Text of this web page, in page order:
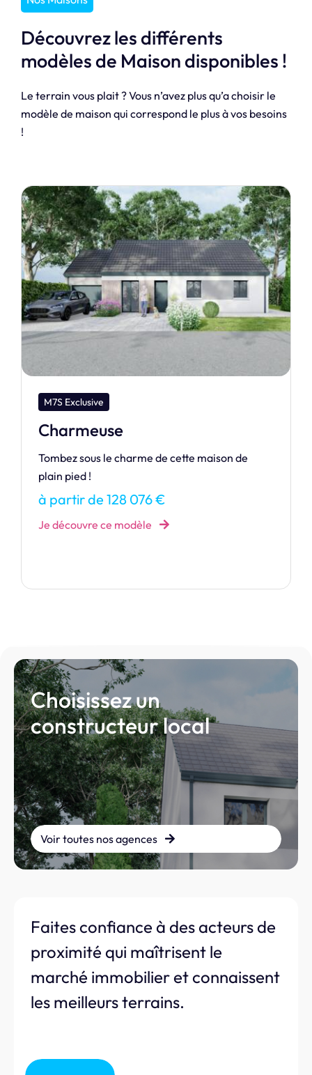
Découvrez les différents
modèles de Maison disponibles !
Le terrain vous plait ? Vous n’avez plus qu’a choisir le
modèle de maison qui correspond le plus à vos besoins
!
M7S Dream
Manihi 80
Découvrez la vaste MANIHI, munie de
séduisants atouts qui vous feront craquer !
à partir de 135 794 €
Je découvre ce modèle
Choisissez un
constructeur local
Voir toutes nos agences
Faites confiance à des acteurs de
proximité qui maîtrisent le
marché immobilier et connaissent
les meilleurs terrains.